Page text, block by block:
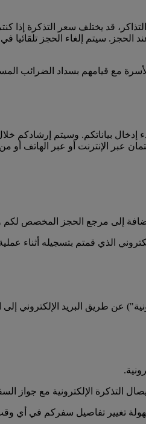
قد يختلف سعر التذكرة إذا
سيتم إلغاء الحجز تلقائيا
مع قيامهم بسداد الضرائب
بياناتكم. وسيتم إرشادكم
عبر الإنترنت أو عبر الهاتف
إلى مرجع الحجز المخصص
الذي قمتم بتسجيله أثناء
عن طريق البريد الإلكتروني
الإلكترونية مع جواز
تغيير تفاصيل سفركم في أي